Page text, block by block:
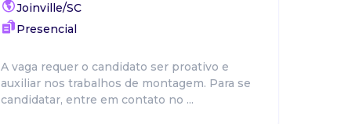
Joinville/SC
Presencial
A vaga requer o candidato ser proativo e
auxiliar nos trabalhos de montagem. Para se
candidatar, entre em contato no ...